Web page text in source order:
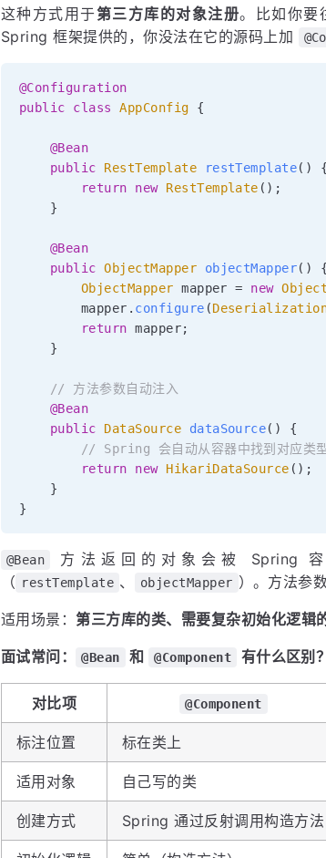
这种方式用于第三方库的对象注册。比如你要
Spring 框架提供的，你没法在它的源码上加
@Configuration
public
class AppConfig {
@Bean
public
RestTemplate restTemplate( )
{
return
new RestTemplate ( ) ;
}
@Bean
public ObjectMapper objectMapper( )
{
ObjectMapper mapper = new
        mapper
. configure (
return mapper;
}
// 方法参数自动注入
@Bean
public
DataSource dataSource( )
{
// Spring 会自动从容器中找到对应类
return
new HikariDataSource ( ) ;
}
}
@Bean
方法返回的对象会被 Spring
（ restTemplate 、 objectMapper ）。方法参
适用场景：第三方库的类、需要复杂初始化逻辑
面试常问： @Bean 和 @Component 有什么区别？
对比项 @Component
标注位置 标在类上
适用对象 自己写的类
创建方式 Spring 通过反射调用构造方法